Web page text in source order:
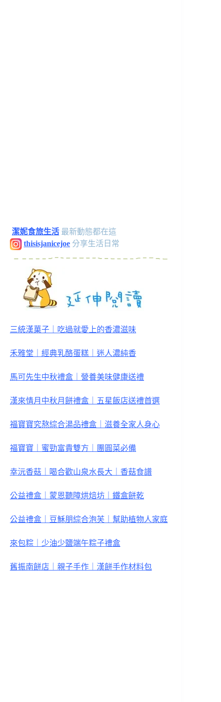
潔妮食旅生活 最新動態都在這
thisisjanicejoe 分享生活日常
三統漢菓子｜吃過就愛上的香濃滋味
禾雅堂｜經典乳酪蛋糕｜迷人濃純香
馬可先生中秋禮盒｜營養美味健康送禮
漢來情月中秋月餅禮盒｜五星飯店送禮首選
福寶寶究熬綜合湯品禮盒｜滋養全家人身心
福寶寶｜蜜勁富貴雙方｜團圓菜必備
幸沅香菇｜喝合歡山泉水長大｜香菇食譜
公益禮盒｜蒙恩聽障烘焙坊｜鐵盒餅乾
公益禮盒｜豆穌朋綜合泡芙｜幫助植物人家庭
來包粽｜少油少鹽端午粽子禮盒
舊振南餅店｜親子手作｜漢餅手作材料包